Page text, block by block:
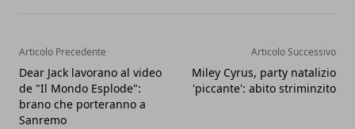
Articolo Precedente
Dear Jack lavorano al video
de "Il Mondo Esplode":
brano che porteranno a
Sanremo
Articolo Successivo
Miley Cyrus, party natalizio
'piccante': abito striminzito